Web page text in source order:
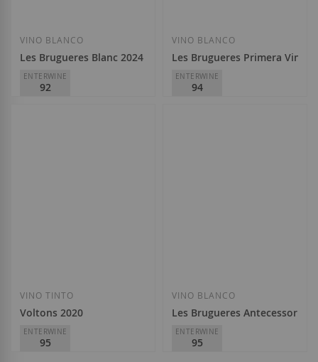
VINO BLANCO
Les Brugueres Blanc 2024
ENTERWINE
92
VINO BLANCO
Les Brugueres Primera Vinya
ENTERWINE
94
VINO TINTO
Voltons 2020
ENTERWINE
95
VINO BLANCO
Les Brugueres Antecessor
ENTERWINE
95